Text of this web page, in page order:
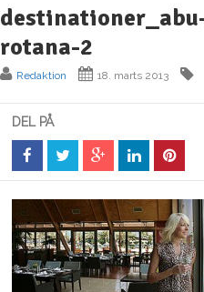
rotana-2
Redaktion 18. marts 2013
DEL PÅ